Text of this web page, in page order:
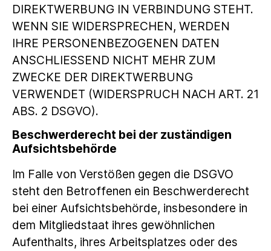
DIREKTWERBUNG IN VERBINDUNG STEHT.
WENN SIE WIDERSPRECHEN, WERDEN
IHRE PERSONENBEZOGENEN DATEN
ANSCHLIESSEND NICHT MEHR ZUM
ZWECKE DER DIREKTWERBUNG
VERWENDET (WIDERSPRUCH NACH ART. 21
ABS. 2 DSGVO).
Beschwerde­recht bei der zuständigen
Aufsichts­behörde
Im Falle von Verstößen gegen die DSGVO
steht den Betroffenen ein Beschwerderecht
bei einer Aufsichtsbehörde, insbesondere in
dem Mitgliedstaat ihres gewöhnlichen
Aufenthalts, ihres Arbeitsplatzes oder des